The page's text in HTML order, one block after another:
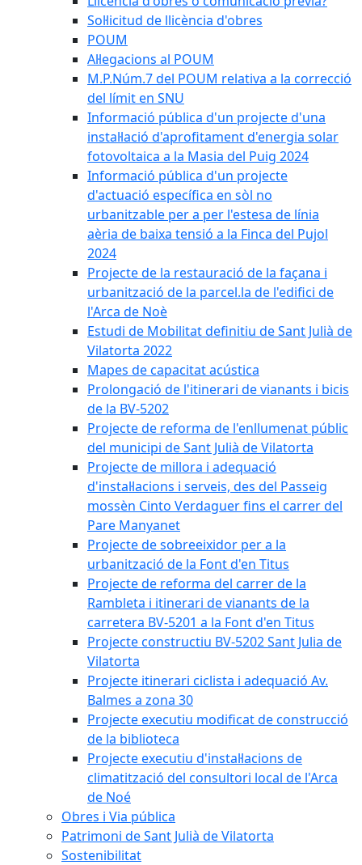
Sol·licitud de llicència d'obres
POUM
Al·legacions al POUM
M.P.Núm.7 del POUM relativa a la correcció
del límit en SNU
Informació pública d'un projecte d'una
instal·lació d'aprofitament d'energia solar
fotovoltaica a la Masia del Puig 2024
Informació pública d'un projecte
d'actuació específica en sòl no
urbanitzable per a per l'estesa de línia
aèria de baixa tensió a la Finca del Pujol
2024
Projecte de la restauració de la façana i
urbanització de la parcel.la de l'edifici de
l'Arca de Noè
Estudi de Mobilitat definitiu de Sant Julià de
Vilatorta 2022
Mapes de capacitat acústica
Prolongació de l'itinerari de vianants i bicis
de la BV-5202
Projecte de reforma de l'enllumenat públic
del municipi de Sant Julià de Vilatorta
Projecte de millora i adequació
d'instal·lacions i serveis, des del Passeig
mossèn Cinto Verdaguer fins el carrer del
Pare Manyanet
Projecte de sobreeixidor per a la
urbanització de la Font d'en Titus
Projecte de reforma del carrer de la
Rambleta i itinerari de vianants de la
carretera BV-5201 a la Font d'en Titus
Projecte constructiu BV-5202 Sant Julia de
Vilatorta
Projecte itinerari ciclista i adequació Av.
Balmes a zona 30
Projecte executiu modificat de construcció
de la biblioteca
Projecte executiu d'instal·lacions de
climatització del consultori local de l'Arca
de Noé
Obres i Via pública
Patrimoni de Sant Julià de Vilatorta
Sostenibilitat